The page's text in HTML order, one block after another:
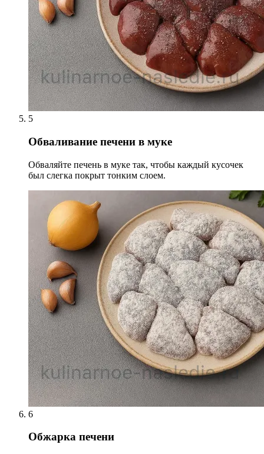
5
Обваливание печени в муке
Обваляйте печень в муке так, чтобы каждый кусочек
был слегка покрыт тонким слоем.
6
Обжарка печени